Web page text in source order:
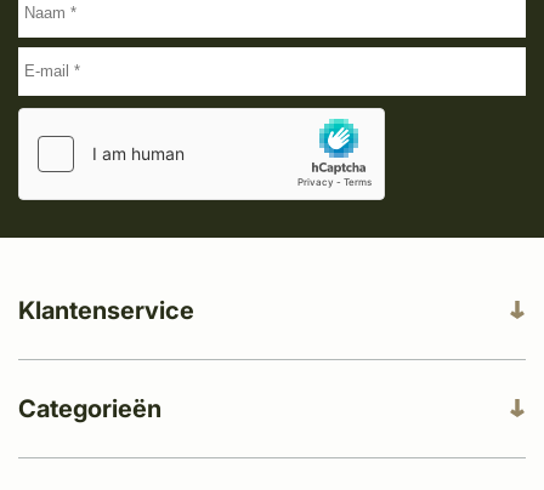
Klantenservice
Categorieën